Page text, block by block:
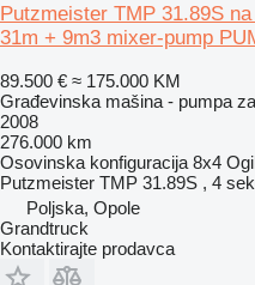
Putzmeister TMP 31.89S
31m + 9m3 mixer-pump
89.500 € ≈ 175.000 KM
Građevinska mašina - pumpa
2008
276.000 km
Osovinska konfiguracija 8x4
Putzmeister TMP 31.89S , 4
Poljska, Opole
Grandtruck
Kontaktirajte prodavca